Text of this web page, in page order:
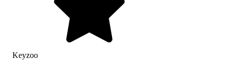
Keyzoo